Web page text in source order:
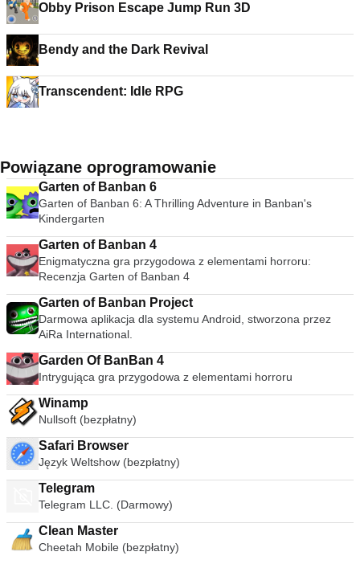
Obby Prison Escape Jump Run 3D
Bendy and the Dark Revival
Transcendent: Idle RPG
Powiązane oprogramowanie
Garten of Banban 6
Garten of Banban 6: A Thrilling Adventure in Banban's
Kindergarten
Garten of Banban 4
Enigmatyczna gra przygodowa z elementami horroru:
Recenzja Garten of Banban 4
Garten of Banban Project
Darmowa aplikacja dla systemu Android, stworzona przez
AiRa International.
Garden Of BanBan 4
Intrygująca gra przygodowa z elementami horroru
Winamp
Nullsoft (bezpłatny)
Safari Browser
Język Weltshow (bezpłatny)
Telegram
Telegram LLC. (Darmowy)
Clean Master
Cheetah Mobile (bezpłatny)